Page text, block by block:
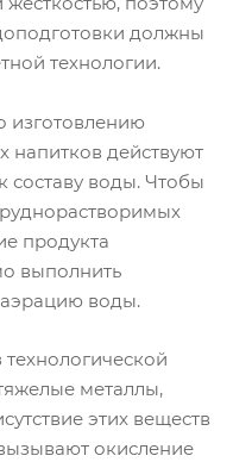
должны
технологии.
изготовлению
напитков действуют
составу воды. Чтобы
продукта
выполнить
воды.
металлы,
этих веществ
окисление